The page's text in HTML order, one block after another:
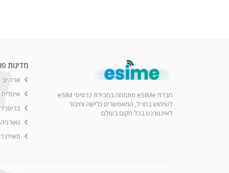
חברת eSIMe מתמחה במכירת כרטיסי eSIM
לשימוש בחו״ל, המאפשרים גלישה וחיבור
לאינטרנט בכל מקום בעולם
מדינות
ארה״ב
איטליה
בריטניה
גאורגיה
תאילנד